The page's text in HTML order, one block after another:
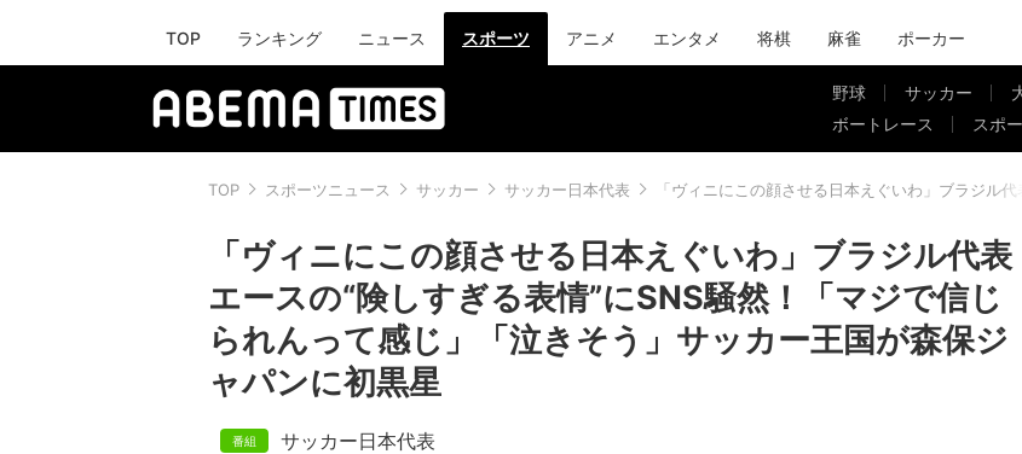
TOP ランキング ニュース スポーツ アニメ エンタメ 将棋 麻雀 ポーカー
野球 サッカー
ボートレース
スポ
TOP スポーツニュース サッカー サッカー日本代表 「ヴィニにこの顔させる日本えぐいわ」ブラジル
「ヴィニにこの顔させる日本えぐいわ」ブラジル代表
エースの“険しすぎる表情”にSNS騒然！「マジで信じ
られんって感じ」「泣きそう」サッカー王国が森保ジ
ャパンに初黒星
サッカー日本代表